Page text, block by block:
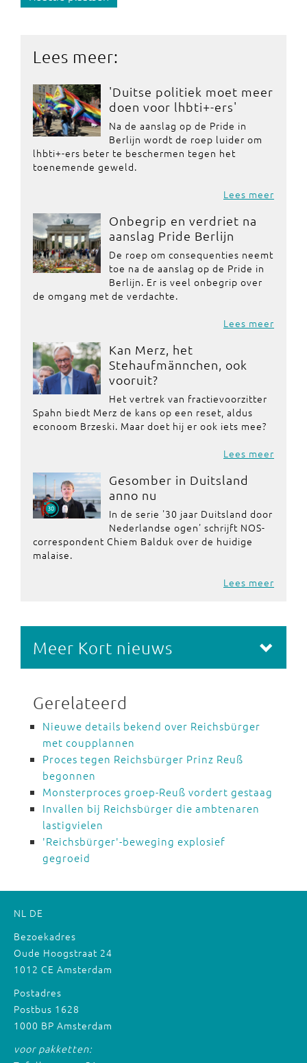
Lees meer:
'Duitse politiek moet meer
doen voor lhbti+-ers'
Na de aanslag op de Pride in
Berlijn wordt de roep luider om
lhbti+-ers beter te beschermen tegen het
toenemende geweld.
Lees meer
Onbegrip en verdriet na
aanslag Pride Berlijn
De roep om consequenties neemt
toe na de aanslag op de Pride in
Berlijn. Er is veel onbegrip over
de omgang met de verdachte.
Lees meer
Kan Merz, het
Stehaufmännchen, ook
vooruit?
Het vertrek van fractievoorzitter
Spahn biedt Merz de kans op een reset, aldus
econoom Brzeski. Maar doet hij er ook iets mee?
Lees meer
Gesomber in Duitsland
anno nu
In de serie '30 jaar Duitsland door
Nederlandse ogen' schrijft NOS-
correspondent Chiem Balduk over de huidige
malaise.
Lees meer
Meer Kort nieuws
Gerelateerd
Nieuwe details bekend over Reichsbürger
met coupplannen
Proces tegen Reichsbürger Prinz Reuß
begonnen
Monsterproces groep-Reuß vordert gestaag
Invallen bij Reichsbürger die ambtenaren
lastigvielen
'Reichsbürger'-beweging explosief
gegroeid
NL DE
Bezoekadres
Oude Hoogstraat 24
1012 CE Amsterdam
Postadres
Postbus 1628
1000 BP Amsterdam
voor pakketten: